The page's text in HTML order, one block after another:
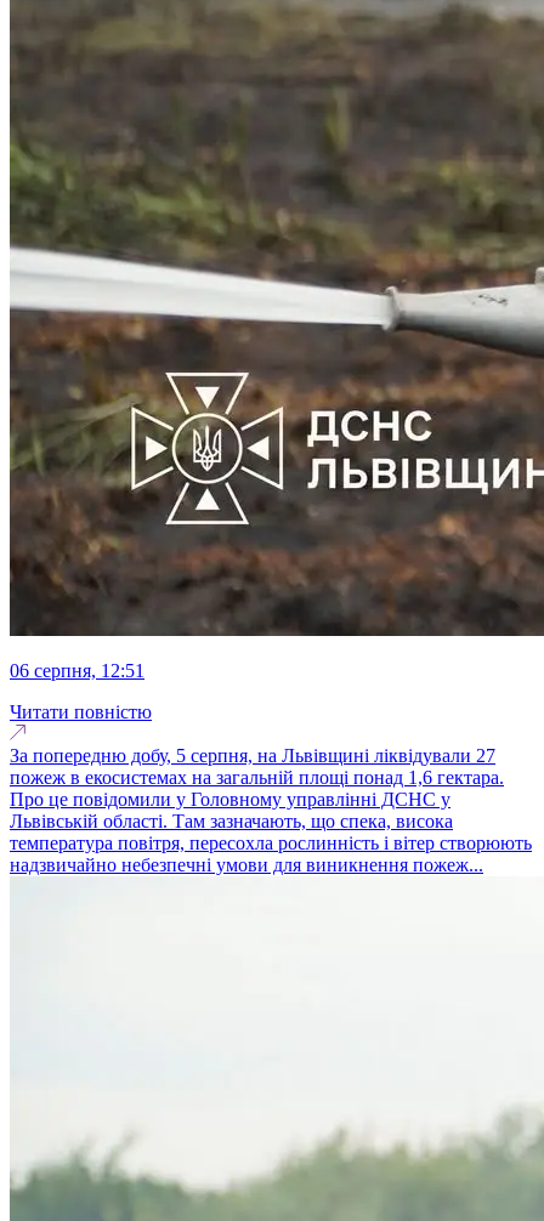
06 серпня, 12:51
Читати повністю
За попередню добу, 5 серпня, на Львівщині ліквідували 27
пожеж в екосистемах на загальній площі понад 1,6 гектара.
Про це повідомили у Головному управлінні ДСНС у
Львівській області. Там зазначають, що спека, висока
температура повітря, пересохла рослинність і вітер створюють
надзвичайно небезпечні умови для виникнення пожеж...